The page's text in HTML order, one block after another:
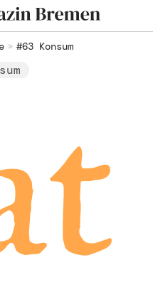
#63 Konsum